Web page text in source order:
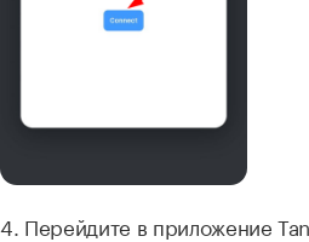
4. Перейдите в приложение